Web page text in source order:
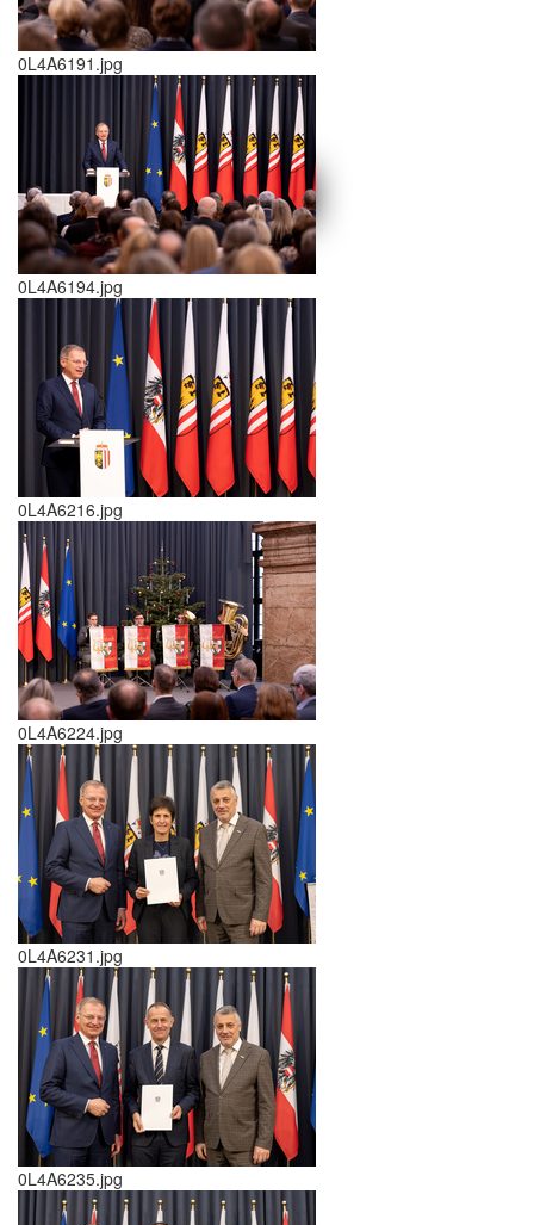
schließen X
<< >>
0L4A6191.jpg
0L4A6194.jpg
0L4A6216.jpg
0L4A6224.jpg
0L4A6231.jpg
0L4A6235.jpg